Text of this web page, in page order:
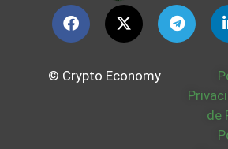
© Crypto Economy
de